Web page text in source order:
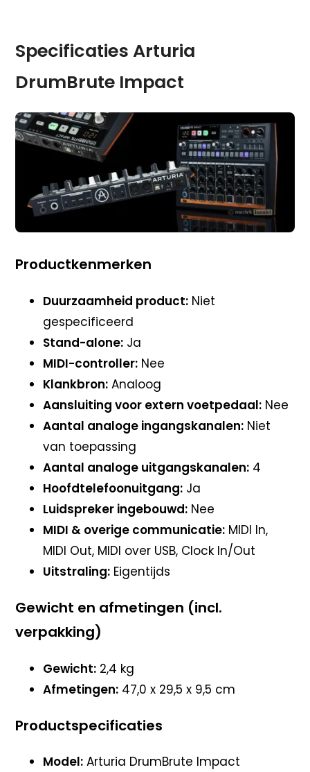
Specificaties Arturia
DrumBrute Impact
Productkenmerken
Duurzaamheid product: Niet
gespecificeerd
Stand-alone: Ja
MIDI-controller: Nee
Klankbron: Analoog
Aansluiting voor extern voetpedaal: Nee
Aantal analoge ingangskanalen: Niet
van toepassing
Aantal analoge uitgangskanalen: 4
Hoofdtelefoonuitgang: Ja
Luidspreker ingebouwd: Nee
MIDI & overige communicatie: MIDI In,
MIDI Out, MIDI over USB, Clock In/Out
Uitstraling: Eigentijds
Gewicht en afmetingen (incl.
verpakking)
Gewicht: 2,4 kg
Afmetingen: 47,0 x 29,5 x 9,5 cm
Productspecificaties
Model: Arturia DrumBrute Impact